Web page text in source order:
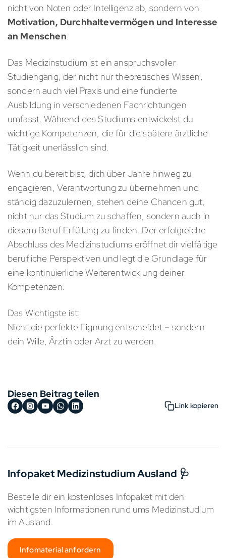
nicht von Noten oder Intelligenz ab, sondern von
Motivation, Durchhaltevermögen und Interesse
an Menschen.
Das Medizinstudium ist ein anspruchsvoller
Studiengang, der nicht nur theoretisches Wissen,
sondern auch viel Praxis und eine fundierte
Ausbildung in verschiedenen Fachrichtungen
umfasst. Während des Studiums entwickelst du
wichtige Kompetenzen, die für die spätere ärztliche
Tätigkeit unerlässlich sind.
Wenn du bereit bist, dich über Jahre hinweg zu
engagieren, Verantwortung zu übernehmen und
ständig dazuzulernen, stehen deine Chancen gut,
nicht nur das Studium zu schaffen, sondern auch in
diesem Beruf Erfüllung zu finden. Der erfolgreiche
Abschluss des Medizinstudiums eröffnet dir vielfältige
berufliche Perspektiven und legt die Grundlage für
eine kontinuierliche Weiterentwicklung deiner
Kompetenzen.
Das Wichtigste ist:
Nicht die perfekte Eignung entscheidet – sondern
dein Wille, Ärztin oder Arzt zu werden.
Diesen Beitrag teilen
Link kopieren
Infopaket Medizinstudium Ausland 🩺
Bestelle dir ein kostenloses Infopaket mit den
wichtigsten Informationen rund ums Medizinstudium
im Ausland.
Infomaterial anfordern